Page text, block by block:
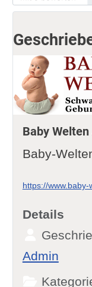
Baby
Baby-
https://www.baby-
Details
Admin